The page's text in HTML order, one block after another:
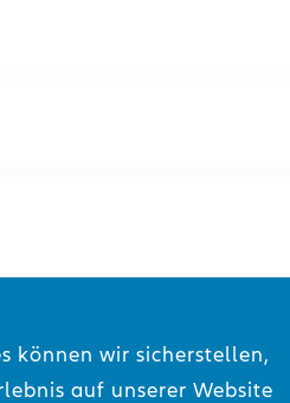
können wir sicherstellen,
auf unserer Website